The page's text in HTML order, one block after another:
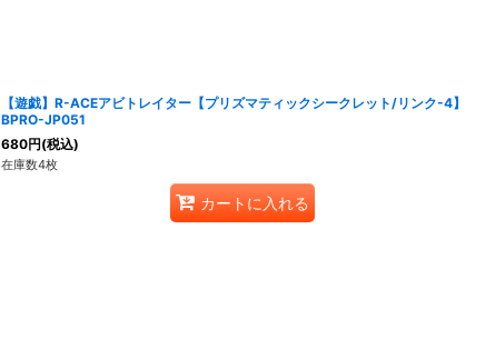
【遊戯】R-ACEアビトレイター【プリズマティックシークレット/リンク-4】
BPRO-JP051
680円(税込)
在庫数4枚
カートに入れる